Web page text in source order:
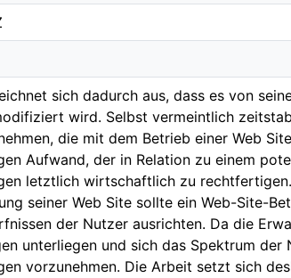
sich dadurch aus, dass es von
wird. Selbst vermeintlich
die mit dem Betrieb einer Web
Aufwand, der in Relation zu einem
letztlich wirtschaftlich zu
seiner Web Site sollte ein Web-Site-
der Nutzer ausrichten. Da die
unterliegen und sich das Spektrum
vorzunehmen. Die Arbeit setzt sich